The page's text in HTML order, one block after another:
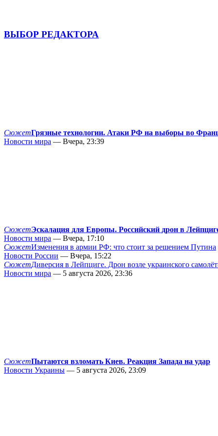
ВЫБОР РЕДАКТОРА
СюжетГрязные технологии. Атаки РФ на выборы во
Новости мира — Вчера, 23:39
СюжетЭскалация для Европы. Российский дрон в
Новости мира — Вчера, 17:10
СюжетИзменения в армии РФ: что стоит за решением Путина
Новости России — Вчера, 15:22
СюжетДиверсия в Лейпциге. Дрон возле украинского
Новости мира — 5 августа 2026, 23:36
СюжетПытаются взломать Киев. Реакция Запада на удар
Новости Украины — 5 августа 2026, 23:09